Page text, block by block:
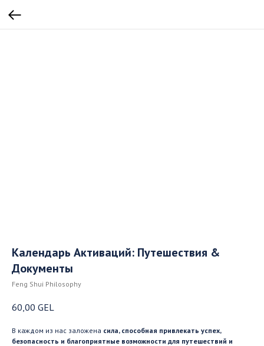
Календарь Активаций: Путешествия &
Документы
Feng Shui Philosophy
60,00 GEL
В каждом из нас заложена сила, способная привлекать успех,
безопасность и благоприятные возможности для путешествий и